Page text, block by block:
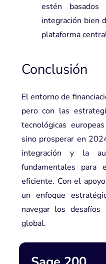
estén
integración bien
plataforma
Conclusión
El entorno de
pero con las
tecnológicas
sino prosperar en
integración y la
fundamentales para
eficiente. Con el
un enfoque
navegar los
global.